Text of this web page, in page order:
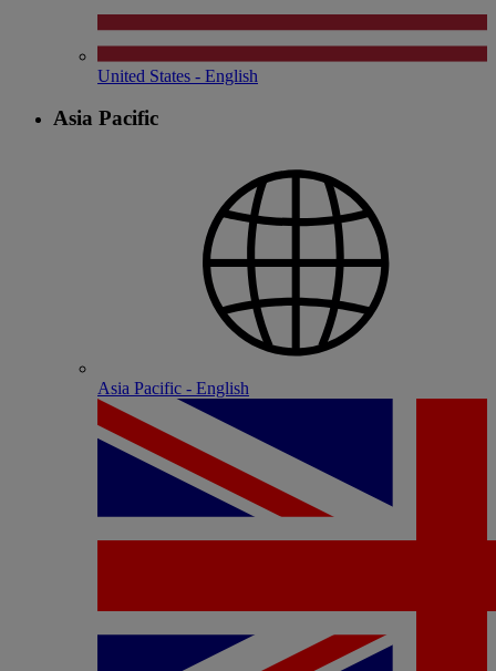
United States - English
Asia Pacific
Asia Pacific - English